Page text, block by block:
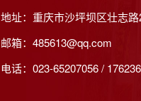
地址：重庆市沙坪坝区壮志
邮箱：485613@qq.com
电话：023-65207056 /